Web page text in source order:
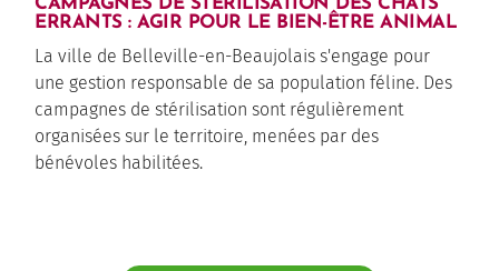
ERRANTS : AGIR POUR LE BIEN-ÊTRE ANIMAL
La ville de Belleville-en-Beaujolais s'engage pour
une gestion responsable de sa population féline. Des
campagnes de stérilisation sont régulièrement
organisées sur le territoire, menées par des
bénévoles habilitées.